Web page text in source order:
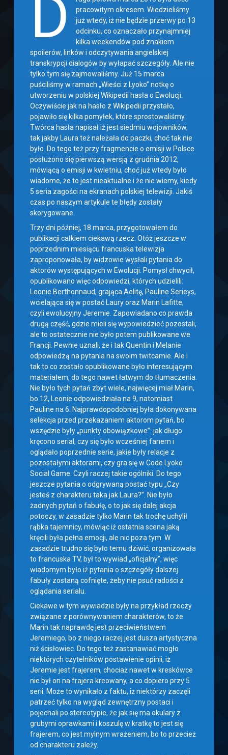
D
pracowitym okresem. Wiedzieliśmy
już wtedy, iż nie będzie przerwy po 13
odcinku, co oznaczało przynajmniej
kilka weekendów pod znakiem
spoilerów, linków i odczytywania angielskiej
transkrypcji dialogów by wyłapać szczegóły. Ale nie
tylko tym się zajmowaliśmy. Już 15 marca
puściliśmy w ramach „Wieści z Lyoko” notkę o
utworzeniu w polskiej Wikipedii hasła o Ewolucji.
Oczywiście jak na hasło z Wikipedii przystało,
pojawiło się kilka pomyłek, które sprostowaliśmy.
Twórca hasła napisał iż jest siedmiu wojowników,
tak jakby Laura też należała do paczki, choć tak nie
było. Do tego też przy fragmencie o emisji w Polsce
posłużono się pierwszą wersją z grudnia 2012,
mówiącą o emisji w kwietniu, choć już wtedy było
wiadome, że to jest nieaktualne i że nie wiemy, kiedy
5 seria zagości na ekranach polskiej telewizji. Jakiś
czas po naszym artykule te błędy zostały
skorygowane.
Trzy dni później, 18 marca, przygotowałem do
publikacji całkiem ciekawą rzecz. Otóż jeszcze w
poprzednim miesiącu francuska telewizja
zaproponowała, by widzowie wysłali pytania do
aktorów występujących w Ewolucji. Pomysł chwycił,
opublikowano więc odpowiedzi, których udzielili:
Leonie Berthonnaud, grająca Aelitę, Pauline Serieys,
wcielająca się w postać Laury oraz Marin Lafitte,
czyli ewolucyjny Jeremie. Zapowiadano co prawda
drugą część, gdzie mieli się wypowiedzieć pozostali,
ale to ostatecznie nie było potem publikowane we
Francji. Pewnie uznali, że i tak Quentin i Melanie
odpowiedzą na pytania na swoim twitcamie. Ale i
tak to co zostało opublikowane było interesującym
materiałem, do tego nawet łatwym do tłumaczenia.
Nie było tych pytań zbyt wiele, najwięcej miał Marin,
bo 12, Leonie odpowiedziała na 9, natomiast
Pauline na 6. Najprawdopodobniej była dokonywana
selekcja przed przekazaniem aktorom pytań, bo
wszędzie były „punkty obowiązkowe”: jak długo
kręcono serial, czy się było wcześniej fanem i
oglądało poprzednie serie, jakie były relacje z
pozostałymi aktorami, czy gra się w Code Lyoko
Social Game. Czyli raczej takie ogólniki. Do tego
jeszcze pytania o odgrywaną postać typu „Czy
jesteś z charakteru taka jak Laura?”. Nie było
żadnych pytań o fabułę, o to jak się dalej akcja
potoczy, w zasadzie tylko Marin tak trochę uchylił
rąbka tajemnicy, mówiąc iż ostatnia scena jaką
kręcili była pełna emocji, ale nic poza tym. W
zasadzie trudno się było temu dziwić, organizowała
to francuska TV, był to wywiad „oficjalny”, więc
wiadomym było iż pytania o szczegóły dalszej
fabuły zostaną cofnięte, żeby nie psuć radości z
oglądania serialu.
Ciekawe w tym wywiadzie były na przykład rzeczy
związane z porównywaniem charakterów, to że
Marin tak naprawdę jest przeciwieństwem
Jeremiego, bo z niego raczej jest dusza artystyczna
niż ścisłowiec. Do tego też zastanawiać mogło
niektórych czytelników postawienie opinii, iż
Jeremie jest frajerem, chociaż nawet w kreskówce
nie był on na frajera kreowany, a co dopiero przy 5
serii. Może to wynikało z faktu, iż niektórzy zaczęli
patrzeć tylko na wygląd zewnętrzny postaci i
pojechali po stereotypie, że jak się ma okulary z
grubymi oprawkami i koszulę w kratkę to jest się
frajerem, co jest mylnym wrażeniem, bo to przecież
od charakteru zależy.